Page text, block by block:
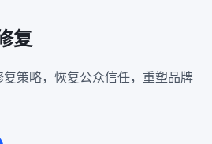
复
策略，恢复公众信任，重塑品牌